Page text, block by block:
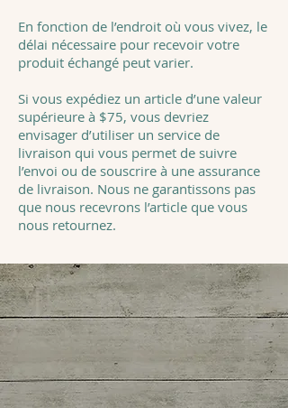
En fonction de l’endroit où vous vivez, le
délai nécessaire pour recevoir votre
produit échangé peut varier.
Si vous expédiez un article d’une valeur
supérieure à $75, vous devriez
envisager d’utiliser un service de
livraison qui vous permet de suivre
l’envoi ou de souscrire à une assurance
de livraison. Nous ne garantissons pas
que nous recevrons l’article que vous
nous retournez.